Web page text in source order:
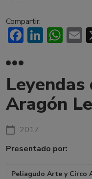
Compartir:
Facebook
Aragón
2017
Presentado por:
Peliagudo Arte y Circo